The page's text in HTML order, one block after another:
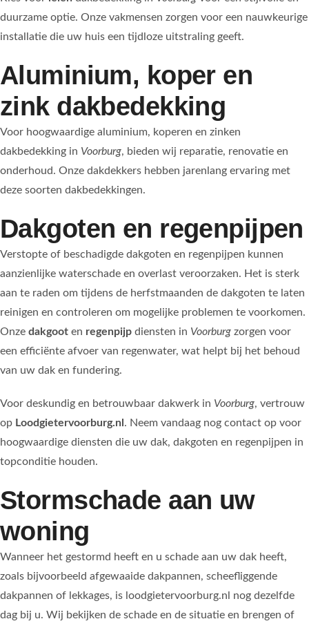
duurzame optie. Onze vakmensen zorgen voor een nauwkeurige
installatie die uw huis een tijdloze uitstraling geeft.
Aluminium, koper en
zink dakbedekking
Voor hoogwaardige aluminium, koperen en zinken
dakbedekking in Voorburg, bieden wij reparatie, renovatie en
onderhoud. Onze dakdekkers hebben jarenlang ervaring met
deze soorten dakbedekkingen.
Dakgoten en regenpijpen
Verstopte of beschadigde dakgoten en regenpijpen kunnen
aanzienlijke waterschade en overlast veroorzaken. Het is sterk
aan te raden om tijdens de herfstmaanden de dakgoten te laten
reinigen en controleren om mogelijke problemen te voorkomen.
Onze dakgooten regenpijpdiensten in Voorburgzorgen voor
een efficiënte afvoer van regenwater, wat helpt bij het behoud
van uw dak en fundering.
Voor deskundig en betrouwbaar dakwerk in Voorburg, vertrouw
op Loodgietervoorburg.nl . Neem vandaag nog contact op voor
hoogwaardige diensten die uw dak, dakgoten en regenpijpen in
topconditie houden.
Stormschade aan uw
woning
Wanneer het gestormd heeft en u schade aan uw dak heeft,
zoals bijvoorbeeld afgewaaide dakpannen, scheefliggende
dakpannen of lekkages, is loodgietervoorburg.nl nog dezelfde
dag bij u. Wij bekijken de schade en de situatie en brengen of